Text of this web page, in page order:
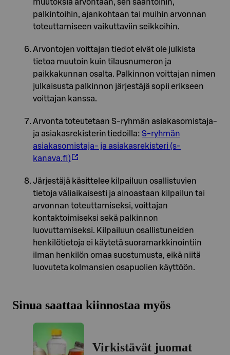
muutoksia arvontaan, sen sääntöihin,
palkintoihin, ajankohtaan tai muihin arvonnan
toteuttamiseen vaikuttaviin seikkoihin.
Arvontojen voittajan tiedot eivät ole julkista
tietoa muutoin kuin tilausnumeron ja
paikkakunnan osalta. Palkinnon voittajan nimen
julkaisusta palkinnon järjestäjä sopii erikseen
voittajan kanssa.
Arvonta toteutetaan S-ryhmän asiakasomistaja-
ja asiakasrekisterin tiedoilla: S-ryhmän
asiakasomistaja- ja asiakasrekisteri (s-
kanava.fi)
Järjestäjä käsittelee kilpailuun osallistuvien
tietoja väliaikaisesti ja ainoastaan kilpailun tai
arvonnan toteuttamiseksi, voittajan
kontaktoimiseksi sekä palkinnon
luovuttamiseksi. Kilpailuun osallistuneiden
henkilötietoja ei käytetä suoramarkkinointiin
ilman henkilön omaa suostumusta, eikä niitä
luovuteta kolmansien osapuolien käyttöön.
Sinua saattaa kiinnostaa myös
Virkistävät juomat